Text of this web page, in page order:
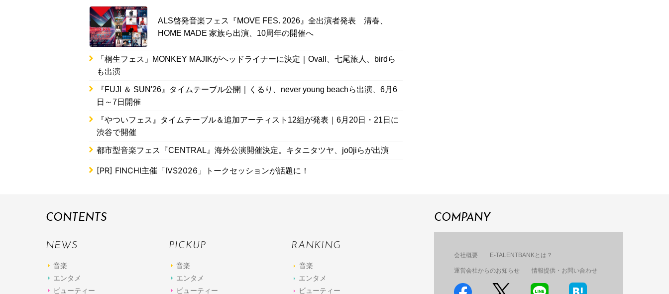
ALS啓発音楽フェス『MOVE FES. 2026』全出演者発表 清春、
HOME MADE 家族ら出演、10周年の開催へ
「桐生フェス」MONKEY MAJIKがヘッドライナーに決定｜Ovall、七尾旅人、birdら
も出演
『FUJI ＆ SUN'26』タイムテーブル公開｜くるり、never young beachら出演、6月6
日～7日開催
『やついフェス』タイムテーブル＆追加アーティスト12組が発表｜6月20日・21日に
渋谷で開催
都市型音楽フェス『CENTRAL』海外公演開催決定。キタニタツヤ、jo0jiらが出演
[PR] FINCHI主催「IVS2026」トークセッションが話題に！
CONTENTS
NEWS
音楽
エンタメ
ビューティー
PICKUP
音楽
エンタメ
ビューティー
RANKING
音楽
エンタメ
ビューティー
COMPANY
会社概要 E-TALENTBANKとは？
運営会社からのお知らせ 情報提供・お問い合わせ